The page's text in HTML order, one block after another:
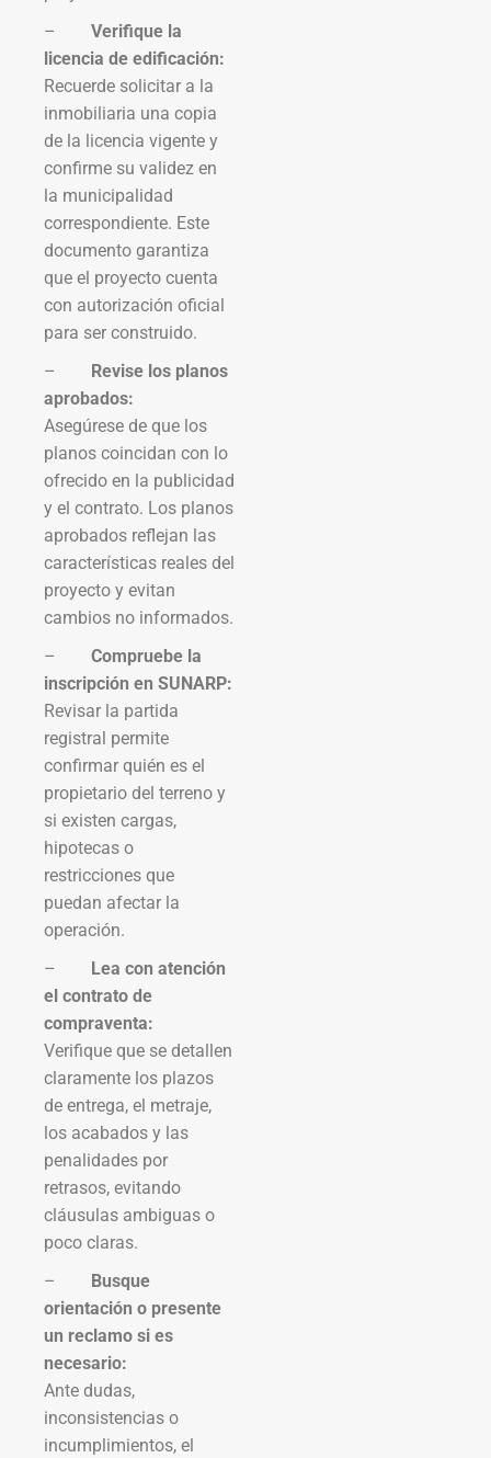
– Verifique la
licencia de edificación:
Recuerde solicitar a la
inmobiliaria una copia
de la licencia vigente y
confirme su validez en
la municipalidad
correspondiente. Este
documento garantiza
que el proyecto cuenta
con autorización oficial
para ser construido.
– Revise los planos
aprobados:
Asegúrese de que los
planos coincidan con lo
ofrecido en la publicidad
y el contrato. Los planos
aprobados reflejan las
características reales del
proyecto y evitan
cambios no informados.
– Compruebe la
inscripción en SUNARP:
Revisar la partida
registral permite
confirmar quién es el
propietario del terreno y
si existen cargas,
hipotecas o
restricciones que
puedan afectar la
operación.
– Lea con atención
el contrato de
compraventa:
Verifique que se detallen
claramente los plazos
de entrega, el metraje,
los acabados y las
penalidades por
retrasos, evitando
cláusulas ambiguas o
poco claras.
– Busque
orientación o presente
un reclamo si es
necesario:
Ante dudas,
inconsistencias o
incumplimientos, el